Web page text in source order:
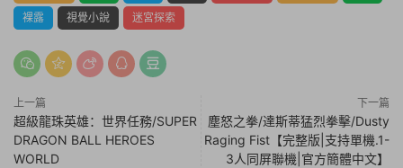
裸露
視覺小說 迷宮探索
上一篇
超級龍珠英雄：世界任務/SUPER
DRAGON BALL HEROES
WORLD
下一篇
塵怒之拳/達斯蒂猛烈拳擊/Dusty
Raging Fist【完整版|支持單機.1-
3人同屏聯機|官方簡體中文】